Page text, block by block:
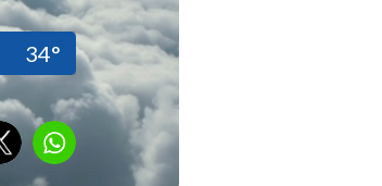
34°